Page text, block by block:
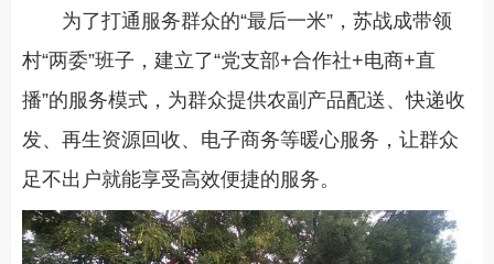
为了打通服务群众的“最后一米”，苏战成带领
村“两委”班子，建立了“党支部+合作社+电商+直
播”的服务模式，为群众提供农副产品配送、快递收
发、再生资源回收、电子商务等暖心服务，让群众
足不出户就能享受高效便捷的服务。